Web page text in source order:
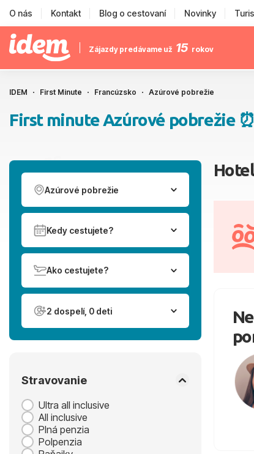
O nás Kontakt Blog o cestovaní Novinky
Zájazdy predávame už 15 rokov
IDEM First Minute Francúzsko Azúrové pobrežie
First minute Azúrové pobrežie
Azúrové pobrežie
Kedy cestujete?
Ako cestujete?
2 dospelí, 0 deti
Stravovanie
Ultra all inclusive
All inclusive
Plná penzia
Polpenzia